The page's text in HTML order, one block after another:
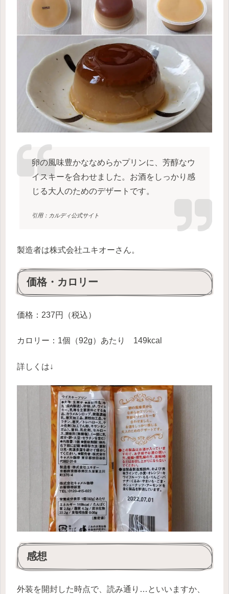
卵の風味豊かななめらかプリンに、芳醇なウ
イスキーを合わせました。お酒をしっかり感
じる大人のためのデザートです。
引用：カルディ公式サイト
製造者は株式会社ユキオーさん。
価格・カロリー
価格：237円（税込）
カロリー：1個（92g）あたり 149kcal
詳しくは↓
感想
外装を開封した時点で、読み通り…といいますか、